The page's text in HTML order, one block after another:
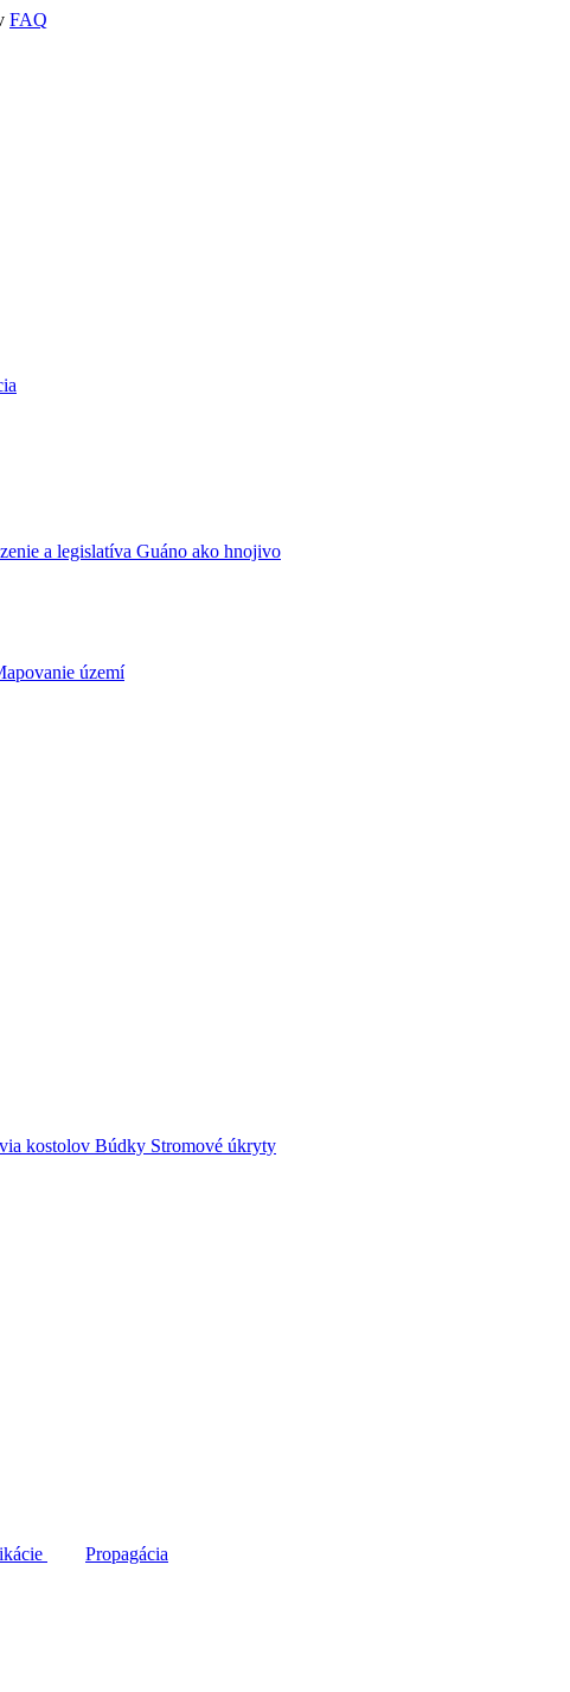
FAQ
a legislatíva Guáno ako hnojivo
území
kostolov Búdky Stromové úkryty
Propagácia